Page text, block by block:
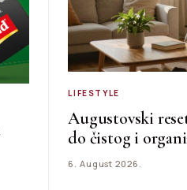
LIFESTYLE
Augustovski
do čistog i
6. August 2026.